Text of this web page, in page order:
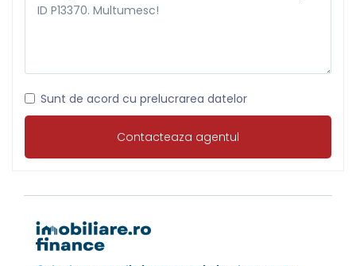
Sunt de acord cu prelucrarea datelor